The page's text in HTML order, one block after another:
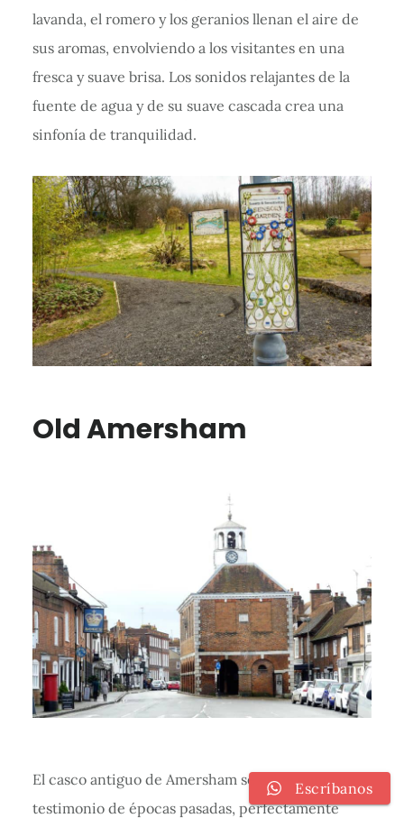
lavanda, el romero y los geranios llenan el aire de
sus aromas, envolviendo a los visitantes en una
fresca y suave brisa. Los sonidos relajantes de la
fuente de agua y de su suave cascada crea una
sinfonía de tranquilidad.
Old Amersham
El casco antiguo de Amersham se erige como un
testimonio de épocas pasadas, perfectamente
Escríbanos